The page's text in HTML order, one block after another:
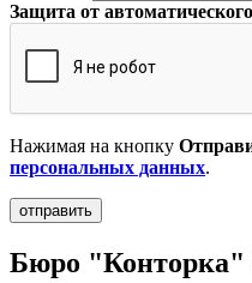
Защита от
Нажимая на кнопку
персональных данных.
Бюро "Конторка"